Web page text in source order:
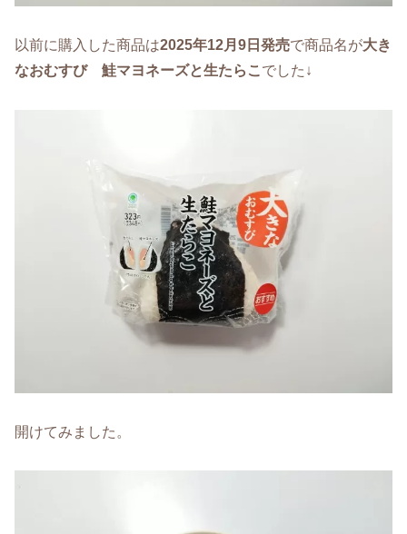
以前に購入した商品は2025年12月9日発売で商品名が大き
なおむすび 鮭マヨネーズと生たらこ でした↓
開けてみました。